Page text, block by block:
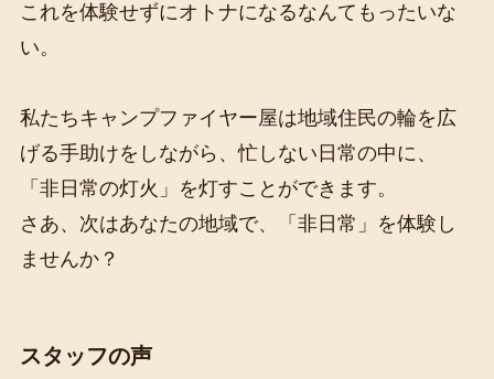
これを体験せずにオトナになるなんてもったいな
い。
私たちキャンプファイヤー屋は地域住民の輪を広
げる手助けをしながら、忙しない日常の中に、
「非日常の灯火」を灯すことができます。
さあ、次はあなたの地域で、「非日常」を体験し
ませんか？
スタッフの声